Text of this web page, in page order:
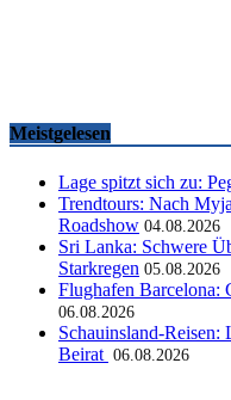
Meistgelesen
Lage spitzt sich zu:
Trendtours: Nach
Roadshow 04.08.2026
Sri Lanka: Schwere
Starkregen 05.08.2026
Flughafen Barcelona:
06.08.2026
Schauinsland-
Beirat 06.08.2026